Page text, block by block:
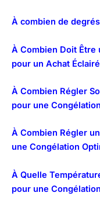
À combien de
À Combien Doit Être
pour un Achat Éclairé
À Combien Régler
pour une
À Combien Régler
une Congélation
À Quelle
pour une